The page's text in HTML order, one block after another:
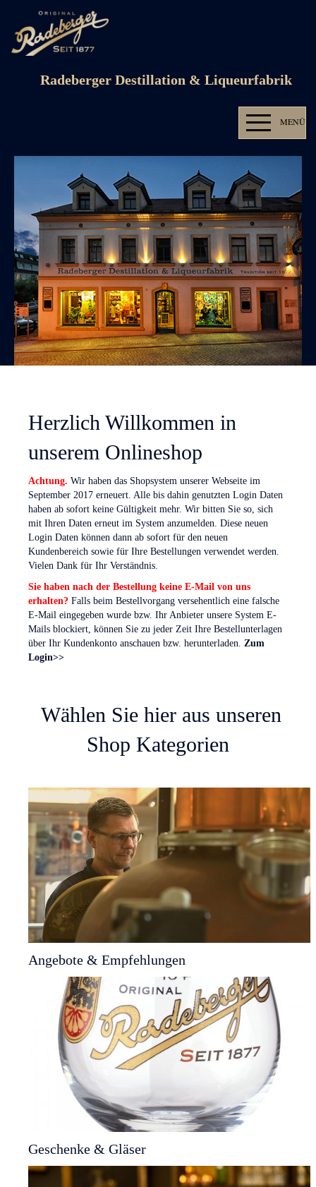
Radeberger Destillation & Liqueurfabrik
MENÜ
Herzlich Willkommen in
unserem Onlineshop
Achtung. Wir haben das Shopsystem unserer Webseite im
September 2017 erneuert. Alle bis dahin genutzten Login Daten
haben ab sofort keine Gültigkeit mehr. Wir bitten Sie so, sich
mit Ihren Daten erneut im System anzumelden. Diese neuen
Login Daten können dann ab sofort für den neuen
Kundenbereich sowie für Ihre Bestellungen verwendet werden.
Vielen Dank für Ihr Verständnis.
Sie haben nach der Bestellung keine E-Mail von uns
erhalten? Falls beim Bestellvorgang versehentlich eine falsche
E-Mail eingegeben wurde bzw. Ihr Anbieter unsere System E-
Mails blockiert, können Sie zu jeder Zeit Ihre Bestellunterlagen
über Ihr Kundenkonto anschauen bzw. herunterladen. Zum
Login>>
Wählen Sie hier aus unseren
Shop Kategorien
Angebote & Empfehlungen
Geschenke & Gläser